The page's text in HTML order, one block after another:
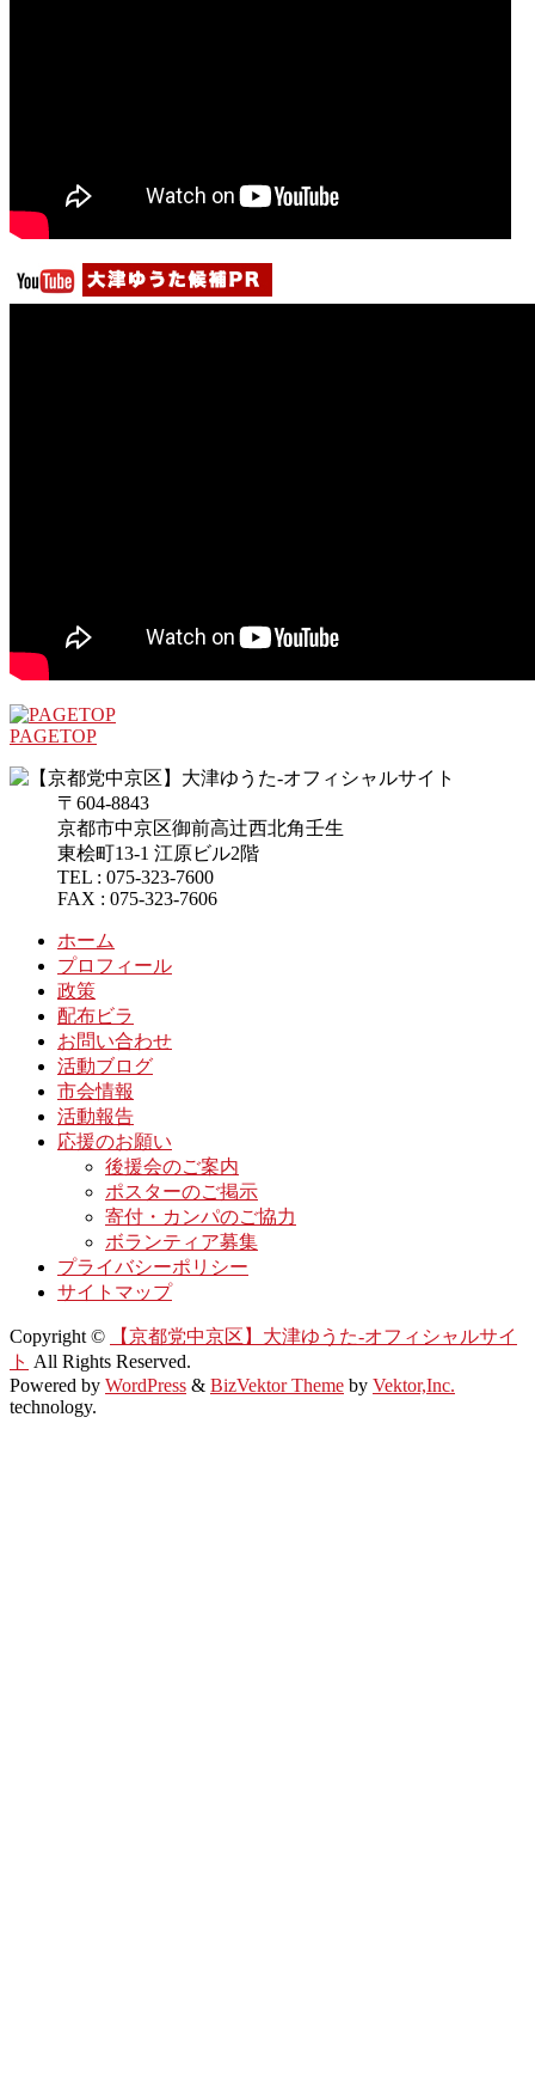
PAGETOP
〒604-8843
京都市中京区御前高辻西北角壬生
東桧町13-1 江原ビル2階
TEL : 075-323-7600
FAX : 075-323-7606
ホーム
プロフィール
政策
配布ビラ
お問い合わせ
活動ブログ
市会情報
活動報告
応援のお願い
後援会のご案内
ポスターのご掲示
寄付・カンパのご協力
ボランティア募集
プライバシーポリシー
サイトマップ
Copyright ©
【京都党中京区】大津ゆうた-オフィシャルサイ
ト All Rights Reserved.
Powered by WordPress & BizVektor Theme by Vektor,Inc.
technology.